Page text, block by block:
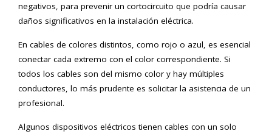
negativos, para prevenir un cortocircuito que podría causar
daños significativos en la instalación eléctrica.
En cables de colores distintos, como rojo o azul, es esencial
conectar cada extremo con el color correspondiente. Si
todos los cables son del mismo color y hay múltiples
conductores, lo más prudente es solicitar la asistencia de un
profesional.
Algunos dispositivos eléctricos tienen cables con un solo